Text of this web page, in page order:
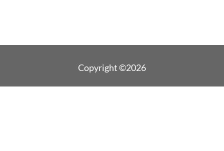
Copyright ©2026